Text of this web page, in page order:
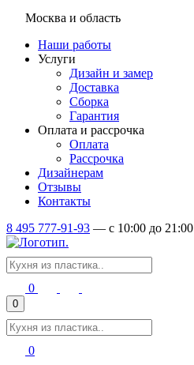
Москва и область
Наши работы
Услуги
Дизайн и замер
Доставка
Сборка
Гарантия
Оплата и рассрочка
Оплата
Рассрочка
Дизайнерам
Отзывы
Контакты
8 495 777-91-93 — c 10:00 до 21:00
0
0
0